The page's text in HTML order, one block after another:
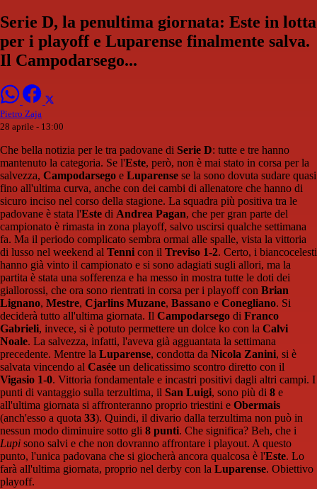
Serie D, la penultima giornata: Este in lotta
per i playoff e Luparense finalmente salva.
Il Campodarsego...
Pietro Zaja
28 aprile - 13:00
Che bella notizia per le tra padovane di Serie D: tutte e tre hanno
mantenuto la categoria. Se l'Este, però, non è mai stato in corsa per la
salvezza, Campodarsego e Luparense se la sono dovuta sudare quasi
fino all'ultima curva, anche con dei cambi di allenatore che hanno di
sicuro inciso nel corso della stagione. La squadra più positiva tra le
padovane è stata l'Este di Andrea Pagan, che per gran parte del
campionato è rimasta in zona playoff, salvo uscirsi qualche settimana
fa. Ma il periodo complicato sembra ormai alle spalle, vista la vittoria
di lusso nel weekend al Tenni con il Treviso 1-2. Certo, i biancocelesti
hanno già vinto il campionato e si sono adagiati sugli allori, ma la
partita è stata una sofferenza e ha messo in mostra tutte le doti dei
giallorossi, che ora sono rientrati in corsa per i playoff con Brian
Lignano, Mestre, Cjarlins Muzane, Bassano e Conegliano. Si
deciderà tutto all'ultima giornata. Il Campodarsego di Franco
Gabrieli, invece, si è potuto permettere un dolce ko con la Calvi
Noale. La salvezza, infatti, l'aveva già agguantata la settimana
precedente. Mentre la Luparense, condotta da Nicola Zanini, si è
salvata vincendo al Casée un delicatissimo scontro diretto con il
Vigasio 1-0. Vittoria fondamentale e incastri positivi dagli altri campi. I
punti di vantaggio sulla terzultima, il San Luigi, sono più di 8 e
all'ultima giornata si affronteranno proprio triestini e Obermais
(anch'esso a quota 33). Quindi, il divario dalla terzultima non può in
nessun modo diminuire sotto gli 8 punti. Che significa? Beh, che i
Lupi sono salvi e che non dovranno affrontare i playout. A questo
punto, l'unica padovana che si giocherà ancora qualcosa è l'Este. Lo
farà all'ultima giornata, proprio nel derby con la Luparense. Obiettivo
playoff.